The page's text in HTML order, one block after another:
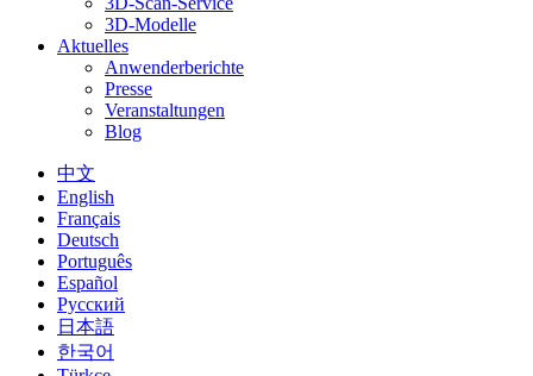
3D-Modelle
Aktuelles
Anwenderberichte
Presse
Veranstaltungen
Blog
中文
English
Français
Deutsch
Português
Español
Русский
日本語
한국어